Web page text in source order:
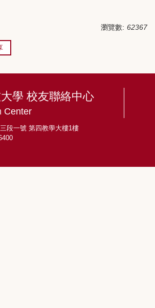
瀏覽數: 62367
學 校友聯絡中心
Center
段一號 第四教學大樓1樓